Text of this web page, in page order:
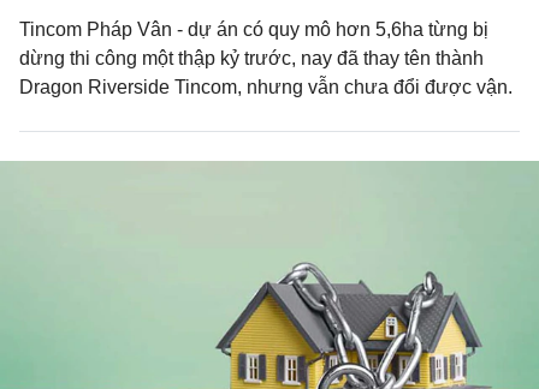
Tincom Pháp Vân - dự án có quy mô hơn 5,6ha từng bị
dừng thi công một thập kỷ trước, nay đã thay tên thành
Dragon Riverside Tincom, nhưng vẫn chưa đổi được vận.